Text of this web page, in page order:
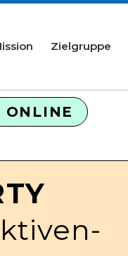
Zielgruppe
ONLINE